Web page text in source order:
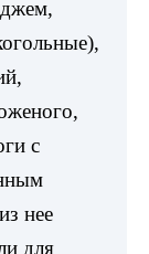
с
нее
для